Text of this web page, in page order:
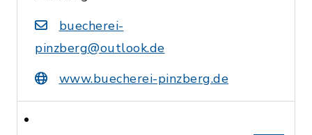
buecherei-
pinzberg@outlook.de
www.buecherei-pinzberg.de